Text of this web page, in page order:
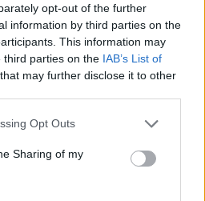
opt-out of the further
information by third parties on the
This information may
third parties on the IAB’s List of
that may further disclose it to other
app uses one or more Google
behaviour. You may click to
and its third-party tags to
purposes in below Google
Opt Outs
Sharing of my
η πρώτη ανεξάρτητη
το Μόντε Βέρντε
υποδηλώνει ότι ο χώρος
από ό,τι
από 8.000 ετών.
της μελέτης Τοντ
Λατόρε Ιντάλγκο